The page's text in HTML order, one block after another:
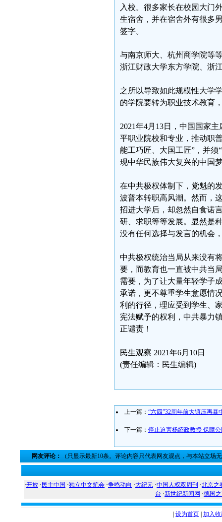
入校。很多家长在校园大门
生宿舍，并在宿舍外有很多
签字。
与南京师大、杭州商学院等
浙江财政大学东方学院、浙
之所以导致如此规模性大学
的学院要转为职业技术教育
2021年4月13日，中国国家
平职业院校和专业，推动职
能工巧匠、大国工匠”，并须
现中华民族伟大复兴的中国
在中共极权体制下，党魁的
波普本转职高风潮。然而，
招进大学后，却忽然自食诺
研、求职等等发展。显然是
没有任何选择与发言的机会
中共极权统治当局从来没有
要，而教育也一直被中共当
需要，为了让大量年轻学子
承诺，更不尊重学生意愿情
利的行径，理应受到学生、
宪法赋予的权利，中共暴力
正谴责！
民生观察 2021年6月10日
(责任编辑：民生编辑)
上一篇： “六四”32周年前大镇压再暴
下一篇： 停止迫害杨绍政教授 保障
网友评论： （只显示最新10条。评论内容只代表网友观点，与本站立场
·开放 · 民主中国 ·独立中文笔会 ·争鸣动向 ·大纪元 ·中国人权双周刊 ·北京之
台 ·新世纪新闻网 ·德国
设为首页 加入